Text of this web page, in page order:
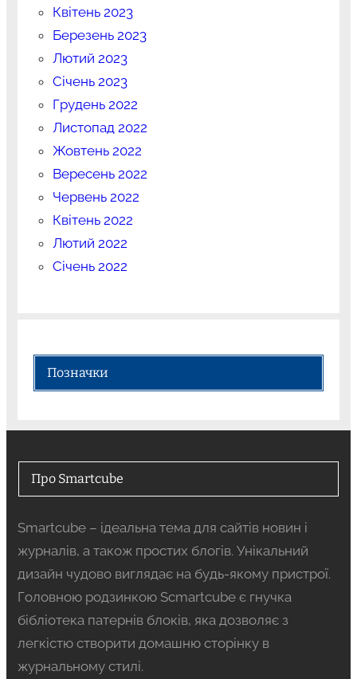
Квітень 2023
Березень 2023
Лютий 2023
Січень 2023
Грудень 2022
Листопад 2022
Жовтень 2022
Вересень 2022
Червень 2022
Квітень 2022
Лютий 2022
Січень 2022
Позначки
Про Smartcube
Smartcube – ідеальна тема для сайтів новин і
журналів, а також простих блогів. Унікальний
дизайн чудово виглядає на будь-якому пристрої.
Головною родзинкою Scmartcube є гнучка
бібліотека патернів блоків, яка дозволяє з
легкістю створити домашню сторінку в
журнальному стилі.